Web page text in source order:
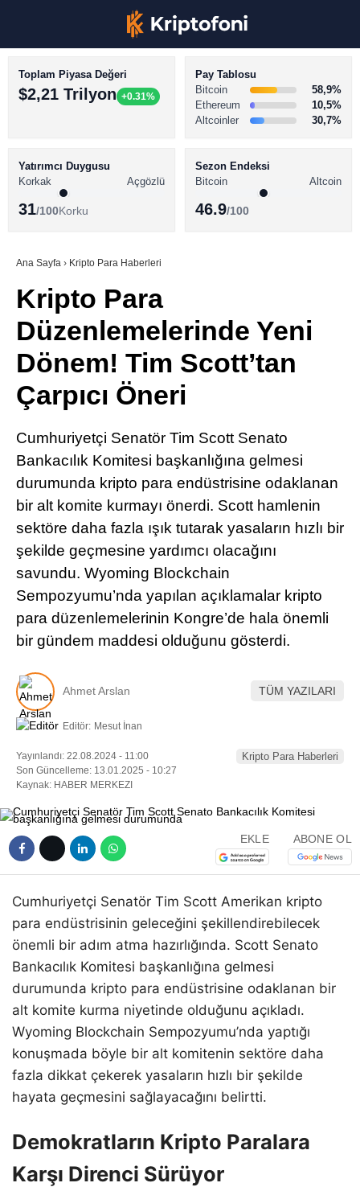
TikTok
Telegram
BİTCOİN HABERLERİ
ALTCOİN HABERLERİ
SÖZLÜK
Toplam Piyasa Değeri
$2,21 Trilyon +0.31%
Pay Tablosu
Bitcoin
58,9%
Ethereum
10,5%
Altcoinler
30,7%
Yatırımcı Duygusu
Korkak
Açgözlü
31/100Korku
Sezon Endeksi
Bitcoin
Altcoin
46.9/100
Ana Sayfa › Kripto Para Haberleri
Kripto Para
Düzenlemelerinde Yeni
Dönem! Tim Scott’tan
Çarpıcı Öneri
Cumhuriyetçi Senatör Tim Scott Senato
Bankacılık Komitesi başkanlığına gelmesi
durumunda kripto para endüstrisine odaklanan
bir alt komite kurmayı önerdi. Scott hamlenin
sektöre daha fazla ışık tutarak yasaların hızlı bir
şekilde geçmesine yardımcı olacağını
savundu. Wyoming Blockchain
Sempozyumu’nda yapılan açıklamalar kripto
para düzenlemelerinin Kongre’de hala önemli
bir gündem maddesi olduğunu gösterdi.
Ahmet Arslan TÜM YAZILARI
Editör: Mesut İnan
Yayınlandı: 22.08.2024 - 11:00
Son Güncelleme: 13.01.2025 - 10:27
Kaynak: HABER MERKEZI
Kripto Para Haberleri
EKLE ABONE OL
Cumhuriyetçi Senatör Tim Scott Amerikan kripto
para endüstrisinin geleceğini şekillendirebilecek
önemli bir adım atma hazırlığında. Scott Senato
Bankacılık Komitesi başkanlığına gelmesi
durumunda kripto para endüstrisine odaklanan bir
alt komite kurma niyetinde olduğunu açıkladı.
Wyoming Blockchain Sempozyumu’nda yaptığı
konuşmada böyle bir alt komitenin sektöre daha
fazla dikkat çekerek yasaların hızlı bir şekilde
hayata geçmesini sağlayacağını belirtti.
Demokratların Kripto Paralara
Karşı Direnci Sürüyor